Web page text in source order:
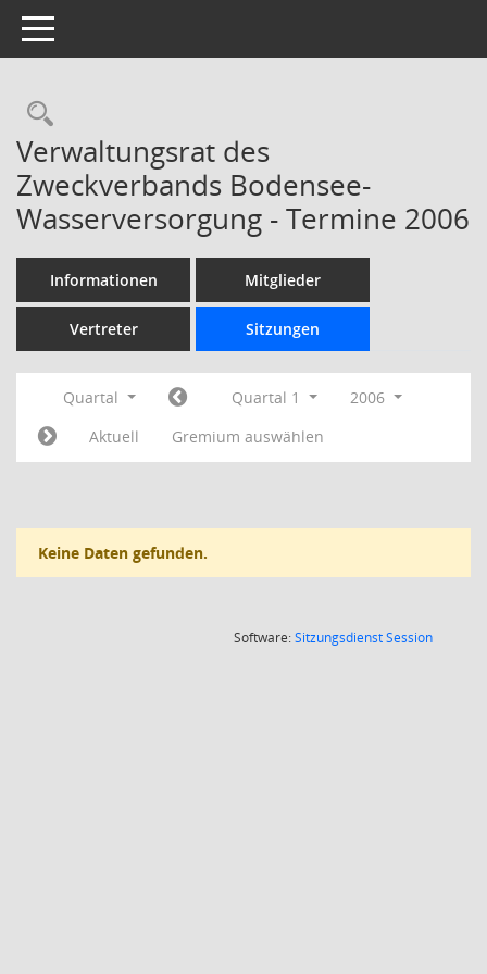
Toggle navigation
Rechercheauswahl
Verwaltungsrat des
Zweckverbands Bodensee-
Wasserversorgung - Termine 2006
Informationen Mitglieder
Vertreter Sitzungen
Quartal Quartal 1
2006
Aktuell
Gremium auswählen
Keine Daten gefunden.
Software:SitzungsdienstSession(Wird in